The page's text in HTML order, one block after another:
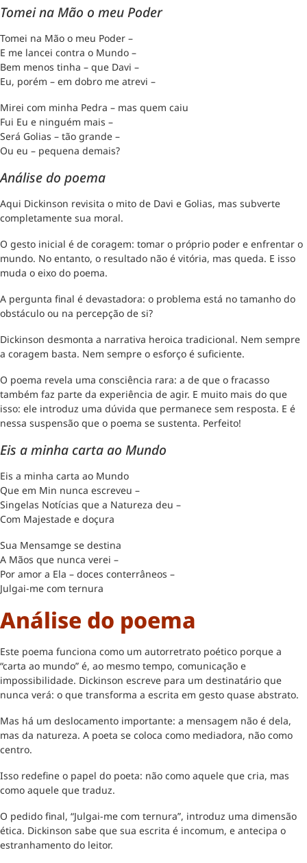
Tomei na Mão o meu Poder
Tomei na Mão o meu Poder –
E me lancei contra o Mundo –
Bem menos tinha – que Davi –
Eu, porém – em dobro me atrevi –
Mirei com minha Pedra – mas quem caiu
Fui Eu e ninguém mais –
Será Golias – tão grande –
Ou eu – pequena demais?
Análise do poema
Aqui Dickinson revisita o mito de Davi e Golias, mas subverte
completamente sua moral.
O gesto inicial é de coragem: tomar o próprio poder e enfrentar o
mundo. No entanto, o resultado não é vitória, mas queda. E isso
muda o eixo do poema.
A pergunta final é devastadora: o problema está no tamanho do
obstáculo ou na percepção de si?
Dickinson desmonta a narrativa heroica tradicional. Nem sempre
a coragem basta. Nem sempre o esforço é suficiente.
O poema revela uma consciência rara: a de que o fracasso
também faz parte da experiência de agir. E muito mais do que
isso: ele introduz uma dúvida que permanece sem resposta. E é
nessa suspensão que o poema se sustenta. Perfeito!
Eis a minha carta ao Mundo
Eis a minha carta ao Mundo
Que em Min nunca escreveu –
Singelas Notícias que a Natureza deu –
Com Majestade e doçura
Sua Mensamge se destina
A Mãos que nunca verei –
Por amor a Ela – doces conterrâneos –
Julgai-me com ternura
Análise do poema
Este poema funciona como um autorretrato poético porque a
“carta ao mundo” é, ao mesmo tempo, comunicação e
impossibilidade. Dickinson escreve para um destinatário que
nunca verá: o que transforma a escrita em gesto quase abstrato.
Mas há um deslocamento importante: a mensagem não é dela,
mas da natureza. A poeta se coloca como mediadora, não como
centro.
Isso redefine o papel do poeta: não como aquele que cria, mas
como aquele que traduz.
O pedido final, “Julgai-me com ternura”, introduz uma dimensão
ética. Dickinson sabe que sua escrita é incomum, e antecipa o
estranhamento do leitor.